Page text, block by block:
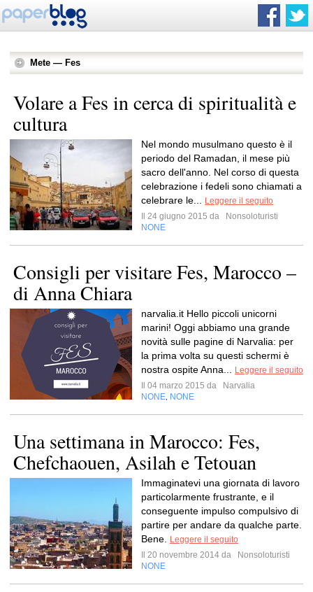
Mete — Fes
Volare a Fes in cerca di spiritualità e
cultura
Nel mondo musulmano questo è il
periodo del Ramadan, il mese più
sacro dell'anno. Nel corso di questa
celebrazione i fedeli sono chiamati a
celebrare le...
Leggere il seguito
Il 24 giugno 2015 da
Nonsoloturisti
NONE
Consigli per visitare Fes, Marocco –
di Anna Chiara
narvalia.it Hello piccoli unicorni
marini! Oggi abbiamo una grande
novità sulle pagine di Narvalia: per
la prima volta su questi schermi è
nostra ospite Anna...
Leggere il seguito
Il 04 marzo 2015 da
Narvalia
NONE NONE
Una settimana in Marocco: Fes,
Chefchaouen, Asilah e Tetouan
Immaginatevi una giornata di lavoro
particolarmente frustrante, e il
conseguente impulso compulsivo di
partire per andare da qualche parte.
Bene.
Leggere il seguito
Il 20 novembre 2014 da
Nonsoloturisti
NONE